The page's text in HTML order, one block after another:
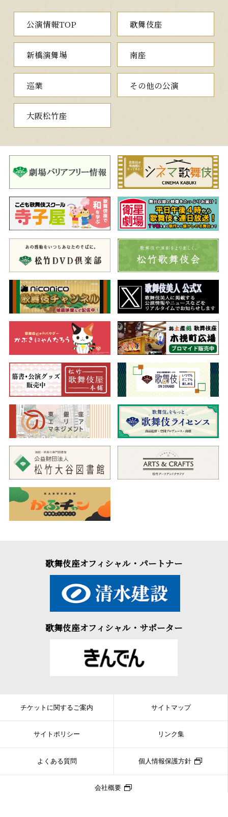
熊谷直実の武将としての生き様、そして戦乱ゆえの悲劇が描か
れる義太夫狂言の傑作。親子の情、世の無常さ、人生の儚さが胸
を打つ、重厚な時代物です。
四、寿初春仕初口上 （しぞめこうじょう）
新年の幕開きにふさわしいひと幕
市川團十郎が、柿色の裃にまさかり髷姿で初春のご挨拶を申し
上げる『口上』。市川團十郎家に伝わる「にらみ」をご覧いただ
くと、その一年の邪気を払うといわれており、新年に相応しいひ
と幕をお目にかけます。
夜の部
（やのね）
荒事のおおらかさと洒落っ気に満ちた祝祭劇
紅梅白梅が咲き誇る正月。曽我五郎が父の敵、工藤祐経を討つ
ために大きな矢の根を研いでいます。そこへ、大薩摩の太夫が年
郎は、その絵を枕に敷いてうたた寝を始めると…。
荒事の典型的な扮装の主人公・曽我五郎による元禄見得をはじ
め、馬に乗っての花道の引っ込みなど、見どころ満載の歌舞伎十
八番。縁起良く、活力みなぎる舞台をお楽しみいただきます。
二、児雷也豪傑譚話（じらいやごうけつものがたり）
幼い頃に父を亡くし、今は義賊となった児雷也。ある日、越後
国の山奥で出会った仙人・仙素道人は、謀反の濡れ衣を着せられ
て討たれた児雷也の父の最期の様子を明かすと、児雷也に妖術の
秘伝をすべて伝授。蝦蟇の妖術を習得した児雷也は、父の仇を討
つべく旅立ちます…。
河竹黙阿弥作、八世團十郎によって初演され、大切に受け継が
れてきた市川團十郎家所縁の名作。蝦蟇の妖術を駆使し、縦横無
尽な活躍で魅せる義賊・児雷也は、浮世絵をはじめ、講談や映画
の題材に取り入れられ、人々の心躍らせる英雄として長らく愛さ
れてきました。歌舞伎ならではの仕掛けをふんだんに盛り込ん
だ、様式美あふれる舞台にご期待ください。
三、新歌舞伎十八番の内 春興鏡獅子
（しゅんきょうかがみ
じし）
格調高い歌舞伎舞踊の大曲
新年を迎えた江戸城大奥。将軍家の新年恒例行事であるお鏡曳
きが執り行われ、その余興として小姓弥生の踊りを披露すること
九世團十郎が選定した新歌舞伎十八番の一つで、可憐な小姓弥
生と、獅子の精のダイナミックな踊りが魅力の格調高く華麗な歌
公演情報TOP 歌舞伎座
新橋演舞場 南座
巡業 その他の公演
大阪松竹座
歌舞伎座オフィシャル・パートナー
歌舞伎座オフィシャル・サポーター
チケットに関するご案内 サイトマップ
サイトポリシー リンク集
よくある質問 個人情報保護方針
会社概要